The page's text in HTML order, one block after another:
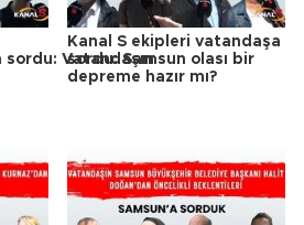
Vatandaşın
Kanal S ekipleri vatandaşa
sordu: Samsun olası bir
depreme hazır mı?